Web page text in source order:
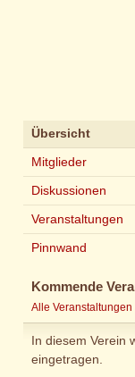
Übersicht
Mitglieder
Diskussionen
Veranstaltungen
Pinnwand
Kommende
Alle
In diesem Verein
eingetragen.